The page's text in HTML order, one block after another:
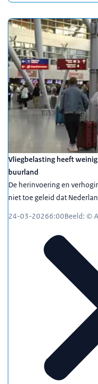
Vliegbelasting heeft
buurland
De herinvoering en
niet toe geleid dat
24-03-20266:00Beeld: ©